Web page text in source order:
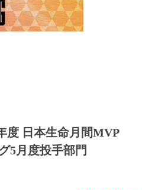
度 日本生命月間MVP
5月度投手部門